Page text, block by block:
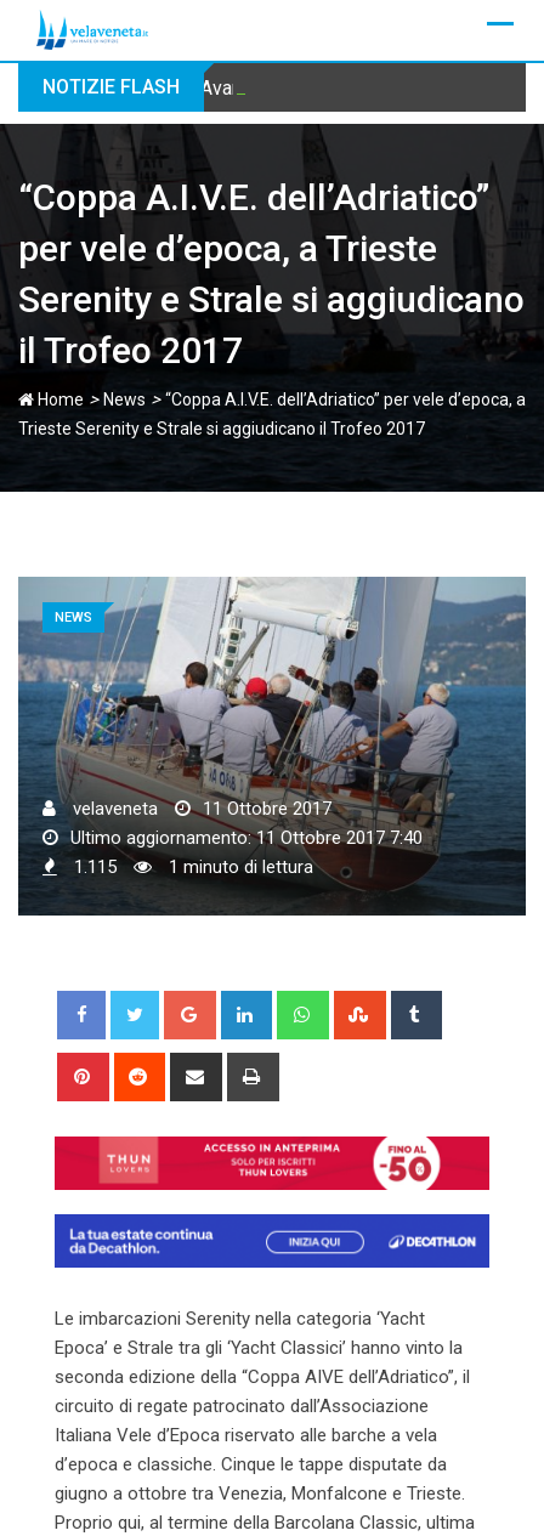
NOTIZIE FLASH Avaria a 6 miglia da Chioggia, quattro
“Coppa A.I.V.E. dell’Adriatico”
per vele d’epoca, a Trieste
Serenity e Strale si aggiudicano
il Trofeo 2017
Home > News >“Coppa A.I.V.E. dell’Adriatico” per vele d’epoca, a
Trieste Serenity e Strale si aggiudicano il Trofeo 2017
NEWS
velaveneta
11 Ottobre 2017
Ultimo aggiornamento: 11 Ottobre 2017 7:40
1.115
1 minuto di lettura
Google+ LinkedIn WhatsappStumbleUpon
Pinterest Reddit
Share
Le imbarcazioni Serenity nella categoria ‘Yacht
Epoca’ e Strale tra gli ‘Yacht Classici’ hanno vinto la
seconda edizione della “Coppa AIVE dell’Adriatico”, il
circuito di regate patrocinato dall’Associazione
Italiana Vele d’Epoca riservato alle barche a vela
d’epoca e classiche. Cinque le tappe disputate da
giugno a ottobre tra Venezia, Monfalcone e Trieste.
Proprio qui, al termine della Barcolana Classic, ultima